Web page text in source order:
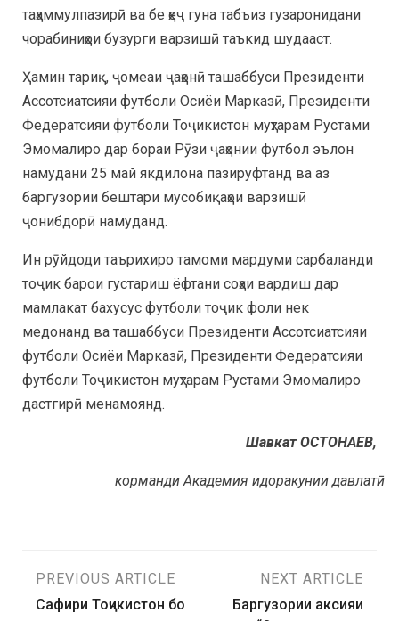
таҳаммулпазирӣ ва бе ҳеҷ гуна табъиз гузаронидани
чорабиниҳои бузурги варзишӣ таъкид шудааст.
Ҳамин тариқ, ҷомеаи ҷаҳонӣ ташаббуси Президенти
Ассотсиатсияи футболи Осиёи Марказӣ, Президенти
Федератсияи футболи Тоҷикистон муҳтарам Рустами
Эмомалиро дар бораи Рӯзи ҷаҳонии футбол эълон
намудани 25 май якдилона пазируфтанд ва аз
баргузории бештари мусобиқаҳои варзишӣ
ҷонибдорӣ намуданд.
Ин рӯйдоди таърихиро тамоми мардуми сарбаланди
тоҷик барои густариш ёфтани соҳаи вардиш дар
мамлакат бахусус футболи тоҷик фоли нек
медонанд ва ташаббуси Президенти Ассотсиатсияи
футболи Осиёи Марказӣ, Президенти Федератсияи
футболи Тоҷикистон муҳтарам Рустами Эмомалиро
дастгирӣ менамоянд.
Шавкат ОСТОНАЕВ,
корманди Академия идоракунии давлатӣ
PREVIOUS ARTICLE
Сафири Тоҷикистон бо
NEXT ARTICLE
Баргузории аксияи